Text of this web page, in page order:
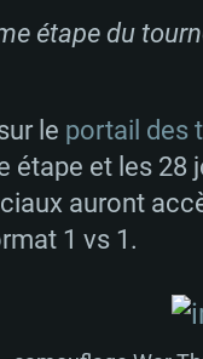
dur: 60,2
étape du
le portail des
étape et les 28
auront
1 vs 1.